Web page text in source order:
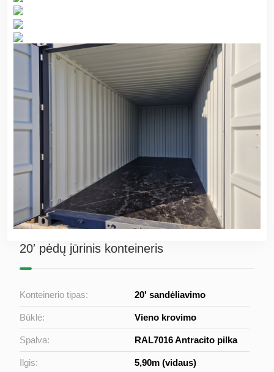
20′ pėdų jūrinis konteineris
Konteinerio tipas: 20' sandėliavimo
Būklė: Vieno krovimo
Spalva: RAL7016 Antracito pilka
Ilgis: 5,90m (vidaus)